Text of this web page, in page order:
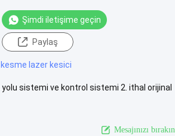
Şimdi iletişime geçin
Paylaş
lazer kesici
yolu sistemi ve kontrol sistemi 2. ithal orijinal
Mesajınızı bırakın